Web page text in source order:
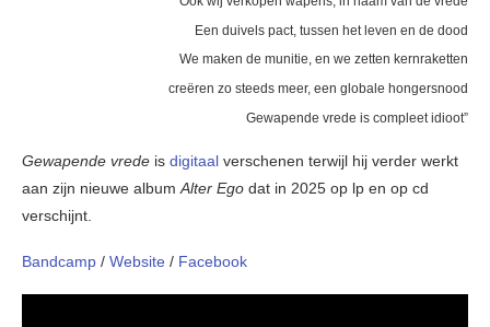
Een duivels pact, tussen het leven en de dood
We maken de munitie, en we zetten kernraketten
creëren zo steeds meer, een globale hongersnood
Gewapende vrede is compleet idioot”
Gewapende vrede is digitaal verschenen terwijl hij verder werkt
aan zijn nieuwe album Alter Ego dat in 2025 op lp en op cd
verschijnt.
Bandcamp / Website / Facebook